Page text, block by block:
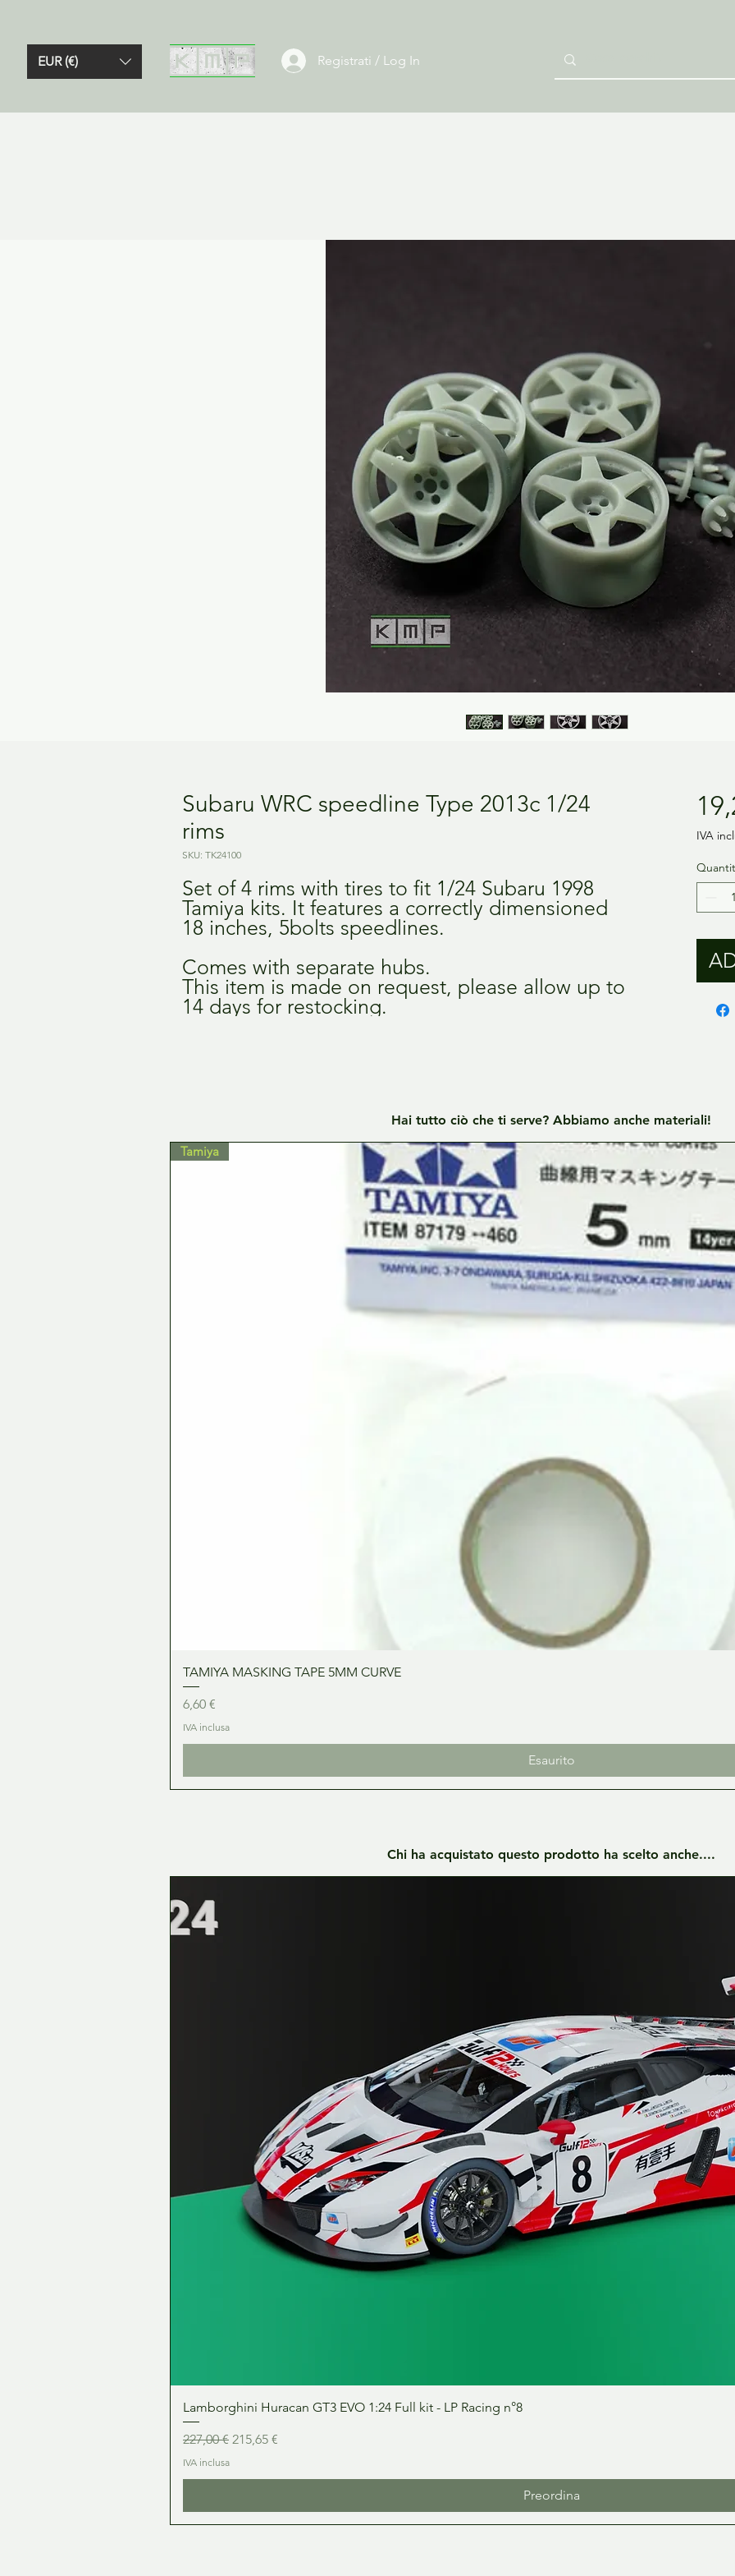
EUR (€) Registrati / Log In
Subaru WRC speedline Type 2013c 1/24
rims
SKU: TK24100
Set of 4 rims with tires to fit 1/24 Subaru 1998
Tamiya kits. It features a correctly dimensioned
18 inches, 5bolts speedlines.
Comes with separate hubs.
This item is made on request, please allow up to
14 days for restocking.
IVA
Hai tutto ciò che ti serve? Abbiamo anche materiali!
Tamiya
TAMIYA MASKING TAPE 5MM CURVE
Prezzo
6,60 €
IVA inclusa
Esaurito
Chi ha acquistato questo prodotto ha scelto anche....
Vista rapida
Lamborghini Huracan GT3 EVO 1:24 Full kit - LP Racing n°8
Prezzo regolare
227,00 € Prezzo scontato
215,65 €
IVA inclusa
Preordina